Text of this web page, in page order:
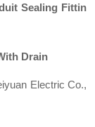
Sealing Fittin
Drain
Electric Co.,